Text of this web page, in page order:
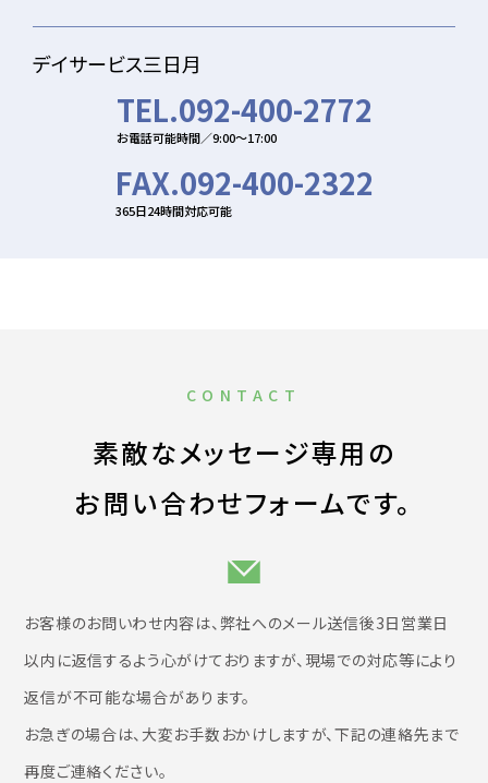
デイサービス三日月
TEL.092-400-2772
お電話可能時間／9:00〜17:00
FAX.092-400-2322
365日24時間対応可能
CONTACT
素敵なメッセージ専用の
お問い合わせフォームです。
お客様のお問いわせ内容は、弊社へのメール送信後3日営業日
以内に返信するよう心がけておりますが、現場での対応等により
返信が不可能な場合があります。
お急ぎの場合は、大変お手数おかけしますが、下記の連絡先まで
再度ご連絡ください。